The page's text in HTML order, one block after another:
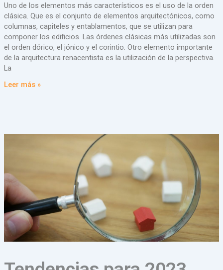
Uno de los elementos más característicos es el uso de la orden
clásica. Que es el conjunto de elementos arquitectónicos, como
columnas, capiteles y entablamentos, que se utilizan para
componer los edificios. Las órdenes clásicas más utilizadas son
el orden dórico, el jónico y el corintio. Otro elemento importante
de la arquitectura renacentista es la utilización de la perspectiva.
La
Leer más »